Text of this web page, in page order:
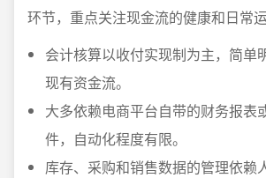
环节，重点关注现金流的健康和日常
会计核算以收付实现制为主，简单
现有资金流。
大多依赖电商平台自带的财务报表
件，自动化程度有限。
库存、采购和销售数据的管理依赖